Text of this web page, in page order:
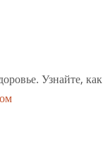
Узнайте, как